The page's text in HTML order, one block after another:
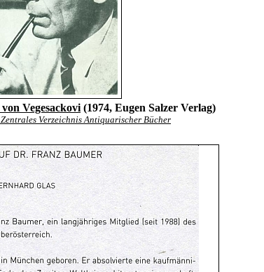
Vegesackovi (1974, Eugen Salzer Verlag)
Zentrales Verzeichnis Antiquarischer Bücher